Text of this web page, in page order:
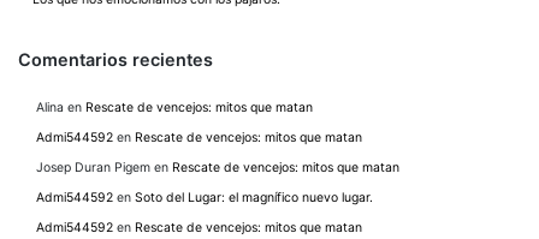
Comentarios recientes
Alina en Rescate de vencejos: mitos que matan
Admi544592 en Rescate de vencejos: mitos que matan
Josep Duran Pigem en Rescate de vencejos: mitos que matan
Admi544592 en Soto del Lugar: el magnífico nuevo lugar.
Admi544592 en Rescate de vencejos: mitos que matan